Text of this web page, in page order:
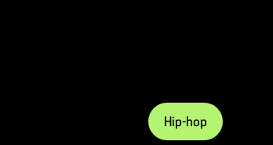
Hip-hop